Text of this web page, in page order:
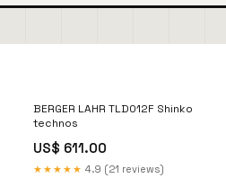
BERGER LAHR TLD012F Shinko
technos
US$ 611.00
★★★★★ 4.9 (21 reviews)